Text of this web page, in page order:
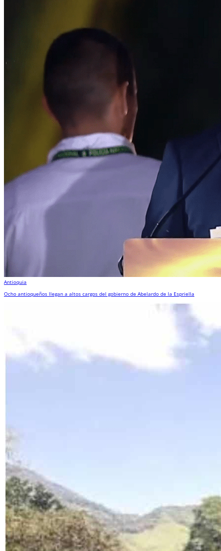
Antioquia
Ocho antioqueños llegan a altos cargos del gobierno de Abelardo de la Espriella